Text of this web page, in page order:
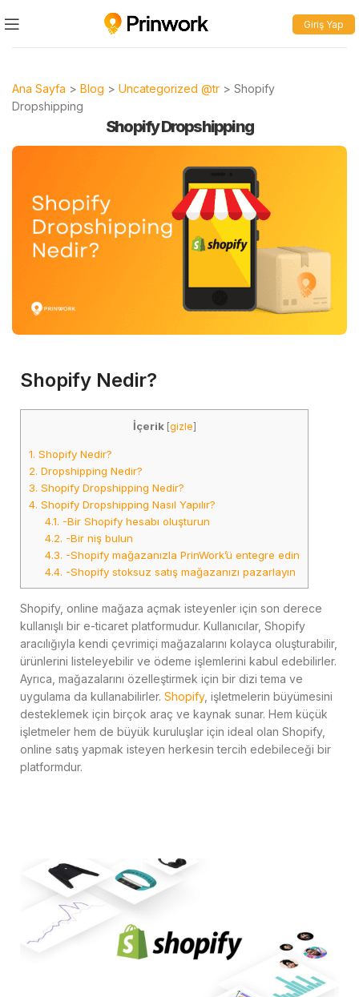
Giriş Yap
Ana Sayfa > Blog > Uncategorized @tr > Shopify
Dropshipping
Shopify Dropshipping
Shopify Nedir?
İçerik [gizle]
1. Shopify Nedir?
2. Dropshipping Nedir?
3. Shopify Dropshipping Nedir?
4. Shopify Dropshipping Nasıl Yapılır?
4.1. -Bir Shopify hesabı oluşturun
4.2. -Bir niş bulun
4.3. -Shopify mağazanızla PrinWork’ü entegre edin
4.4. -Shopify stoksuz satış mağazanızı pazarlayın
Shopify, online mağaza açmak isteyenler için son derece
kullanışlı bir e-ticaret platformudur. Kullanıcılar, Shopify
aracılığıyla kendi çevrimiçi mağazalarını kolayca oluşturabilir,
ürünlerini listeleyebilir ve ödeme işlemlerini kabul edebilirler.
Ayrıca, mağazalarını özelleştirmek için bir dizi tema ve
uygulama da kullanabilirler. Shopify, işletmelerin büyümesini
desteklemek için birçok araç ve kaynak sunar. Hem küçük
işletmeler hem de büyük kuruluşlar için ideal olan Shopify,
online satış yapmak isteyen herkesin tercih edebileceği bir
platformdur.